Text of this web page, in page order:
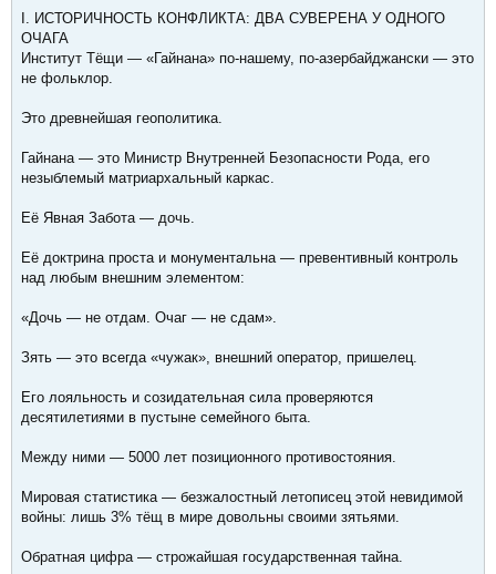
I. ИСТОРИЧНОСТЬ КОНФЛИКТА: ДВА СУВЕРЕНА У ОДНОГО
ОЧАГА
Институт Тёщи — «Гайнана» по-нашему, по-азербайджански — это
не фольклор.
Это древнейшая геополитика.
Гайнана — это Министр Внутренней Безопасности Рода, его
незыблемый матриархальный каркас.
Её Явная Забота — дочь.
Её доктрина проста и монументальна — превентивный контроль
над любым внешним элементом:
«Дочь — не отдам. Очаг — не сдам».
Зять — это всегда «чужак», внешний оператор, пришелец.
Его лояльность и созидательная сила проверяются
десятилетиями в пустыне семейного быта.
Между ними — 5000 лет позиционного противостояния.
Мировая статистика — безжалостный летописец этой невидимой
войны: лишь 3% тёщ в мире довольны своими зятьями.
Обратная цифра — строжайшая государственная тайна.